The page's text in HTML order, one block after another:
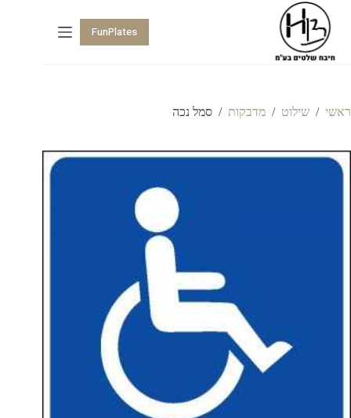
FunPlates
ראשי / שילוט / מדבקות / סמל נכה